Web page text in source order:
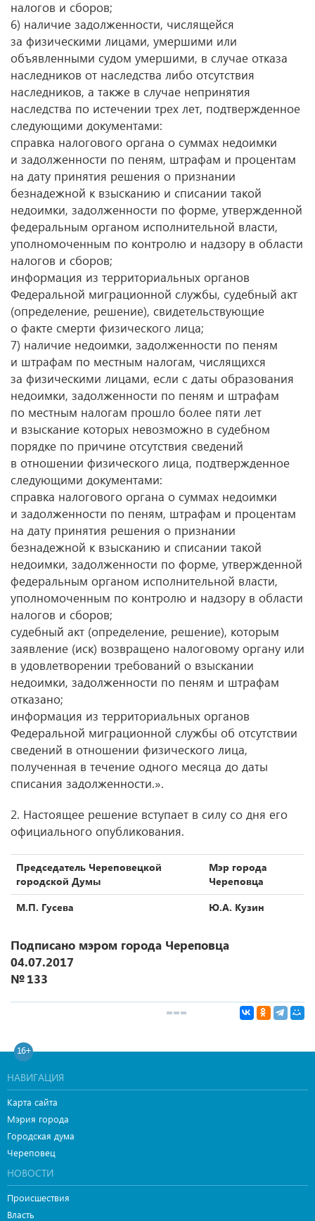
налогов и сборов;
6) наличие задолженности, числящейся
за физическими лицами, умершими или
объявленными судом умершими, в случае отказа
наследников от наследства либо отсутствия
наследников, а также в случае непринятия
наследства по истечении трех лет, подтвержденное
следующими документами:
справка налогового органа о суммах недоимки
и задолженности по пеням, штрафам и процентам
на дату принятия решения о признании
безнадежной к взысканию и списании такой
недоимки, задолженности по форме, утвержденной
федеральным органом исполнительной власти,
уполномоченным по контролю и надзору в области
налогов и сборов;
информация из территориальных органов
Федеральной миграционной службы, судебный акт
(определение, решение), свидетельствующие
о факте смерти физического лица;
7) наличие недоимки, задолженности по пеням
и штрафам по местным налогам, числящихся
за физическими лицами, если с даты образования
недоимки, задолженности по пеням и штрафам
по местным налогам прошло более пяти лет
и взыскание которых невозможно в судебном
порядке по причине отсутствия сведений
в отношении физического лица, подтвержденное
следующими документами:
справка налогового органа о суммах недоимки
и задолженности по пеням, штрафам и процентам
на дату принятия решения о признании
безнадежной к взысканию и списании такой
недоимки, задолженности по форме, утвержденной
федеральным органом исполнительной власти,
уполномоченным по контролю и надзору в области
налогов и сборов;
судебный акт (определение, решение), которым
заявление (иск) возвращено налоговому органу или
в удовлетворении требований о взыскании
недоимки, задолженности по пеням и штрафам
отказано;
информация из территориальных органов
Федеральной миграционной службы об отсутствии
сведений в отношении физического лица,
полученная в течение одного месяца до даты
списания задолженности.».
2. Настоящее решение вступает в силу со дня его
официального опубликования.
Председатель Череповецкой
городской Думы
Мэр города
Череповца
М.П. Гусева
Ю.А. Кузин
Подписано мэром города Череповца
04.07.2017
№ 133
16+
НАВИГАЦИЯ
Карта сайта
Мэрия города
Городская дума
Череповец
НОВОСТИ
Происшествия
Власть